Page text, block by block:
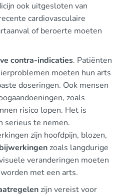
ook uitgesloten van
cardiovasculaire
of beroerte moeten
contra-indicaties. Patiënten
moeten hun arts
doseringen. Ook mensen
zoals
risico lopen. Het is
serieus te nemen.
zijn hoofdpijn, blozen,
zoals langdurige
veranderingen moeten
met een arts.
zijn vereist voor